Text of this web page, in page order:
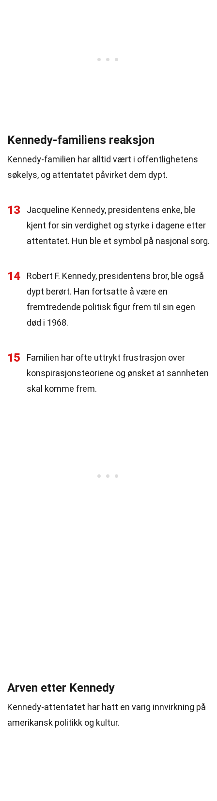
Kennedy-familiens reaksjon
Kennedy-familien har alltid vært i offentlighetens
søkelys, og attentatet påvirket dem dypt.
13
Jacqueline Kennedy, presidentens enke, ble
kjent for sin verdighet og styrke i dagene etter
attentatet. Hun ble et symbol på nasjonal sorg.
14
Robert F. Kennedy, presidentens bror, ble også
dypt berørt. Han fortsatte å være en
fremtredende politisk figur frem til sin egen
død i 1968.
15
Familien har ofte uttrykt frustrasjon over
konspirasjonsteoriene og ønsket at sannheten
skal komme frem.
Arven etter Kennedy
Kennedy-attentatet har hatt en varig innvirkning på
amerikansk politikk og kultur.